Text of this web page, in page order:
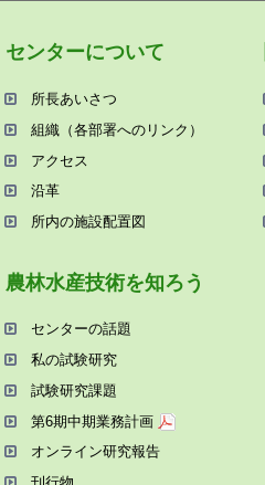
センターについて
所⻑あいさつ
組織（各部署へのリンク）
アクセス
沿⾰
所内の施設配置図
農林⽔産技術を知ろう
センターの話題
私の試験研究
試験研究課題
第6期中期業務計画
オンライン研究報告